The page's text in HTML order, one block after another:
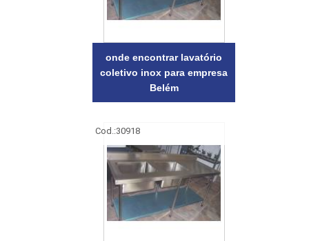
onde encontrar lavatório
coletivo inox para empresa
Belém
Cod.:30918